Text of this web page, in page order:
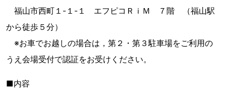
福山市西町１-１-１ エフピコＲｉＭ ７階 （福山駅
から徒歩５分）
※お車でお越しの場合は，第２・第３駐車場をご利用の
うえ会場受付で認証をお受けください。
■内容